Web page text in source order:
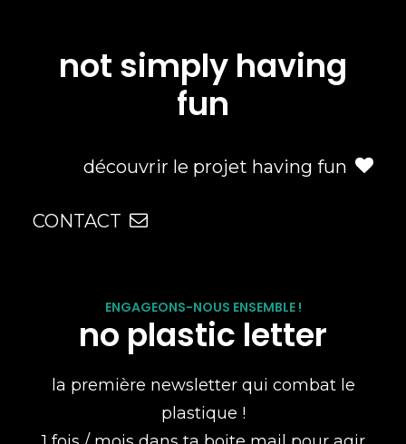
not simply having
fun
découvrir le projet having fun
CONTACT
ENGAGEONS-NOUS ENSEMBLE !
no plastic letter
la première newsletter qui combat le
plastique !